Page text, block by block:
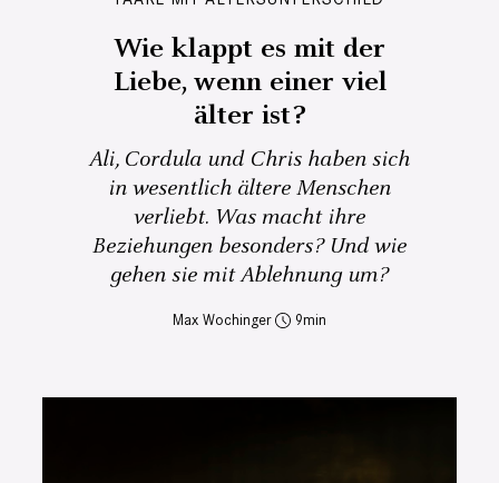
Wie klappt es mit der
Liebe, wenn einer viel
älter ist?
Ali, Cordula und Chris haben sich
in wesentlich ältere Menschen
verliebt. Was macht ihre
Beziehungen besonders? Und wie
gehen sie mit Ablehnung um?
Max Wochinger 9